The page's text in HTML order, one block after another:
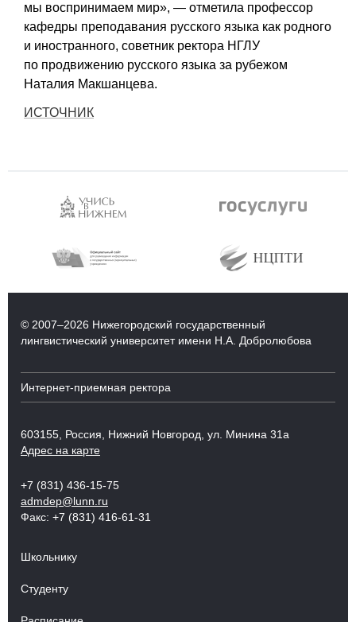
мы воспринимаем мир», — отметила профессор
кафедры преподавания русского языка как родного
и иностранного, советник ректора НГЛУ
по продвижению русского языка за рубежом
Наталия Макшанцева.
ИСТОЧНИК
© 2007–2026 Нижегородский государственный
лингвистический университет имени Н.А. Добролюбова
Интернет-приемная ректора
603155, Россия, Нижний Новгород, ул. Минина 31а
Адрес на карте
+7 (831) 436-15-75
admdep@lunn.ru
Факс: +7 (831) 416-61-31
Школьнику
Студенту